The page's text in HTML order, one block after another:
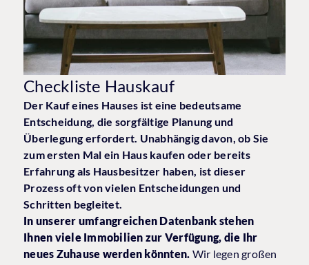
Checkliste Hauskauf
Der Kauf eines Hauses ist eine bedeutsame
Entscheidung, die sorgfältige Planung und
Überlegung erfordert. Unabhängig davon, ob Sie
zum ersten Mal ein Haus kaufen oder bereits
Erfahrung als Hausbesitzer haben, ist dieser
Prozess oft von vielen Entscheidungen und
Schritten begleitet.
In unserer umfangreichen Datenbank stehen
Ihnen viele Immobilien zur Verfügung, die Ihr
neues Zuhause werden könnten. Wir legen großen